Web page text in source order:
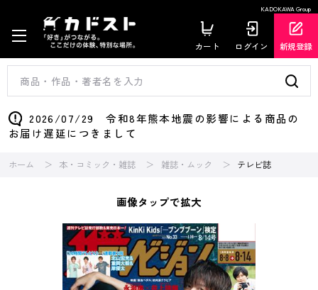
KADOKAWA Group
カート ログイン 新規登録
2026/07/29 令和8年熊本地震の影響による商品の
お届け遅延につきまして
ホーム 本・コミック・雑誌 雑誌・ムック テレビ誌
画像タップで拡大